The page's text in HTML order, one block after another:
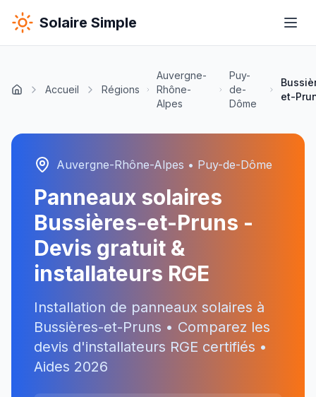
Solaire Simple
Accueil Régions
Auvergne-
Rhône-
Alpes
Puy-
de-
Dôme
et-
Auvergne-Rhône-Alpes • Puy-de-Dôme
Panneaux solaires
Bussières-et-Pruns -
Devis gratuit &
installateurs RGE
Installation de panneaux solaires à
Bussières-et-Pruns • Comparez les
devis d'installateurs RGE certifiés •
Aides 2026